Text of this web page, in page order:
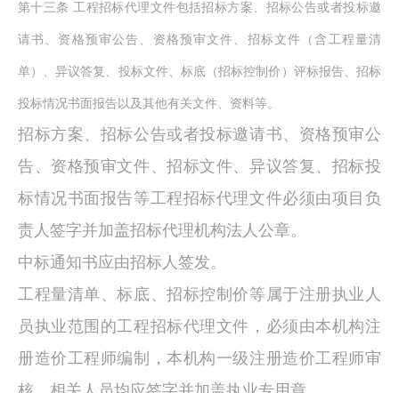
第十三条 工程招标代理文件包括招标方案、招标公告或者投标邀
请书、资格预审公告、资格预审文件、招标文件（含工程量清
单）、异议答复、投标文件、标底（招标控制价）评标报告、招标
投标情况书面报告以及其他有关文件、资料等。
招标方案、招标公告或者投标邀请书、资格预审公
告、资格预审文件、招标文件、异议答复、招标投
标情况书面报告等工程招标代理文件必须由项目负
责人签字并加盖招标代理机构法人公章。
中标通知书应由招标人签发。
工程量清单、标底、招标控制价等属于注册执业人
员执业范围的工程招标代理文件，必须由本机构注
册造价工程师编制，本机构一级注册造价工程师审